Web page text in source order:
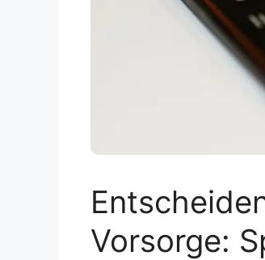
Vorsorge: